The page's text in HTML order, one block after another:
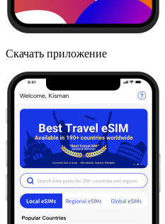
Скачать приложение